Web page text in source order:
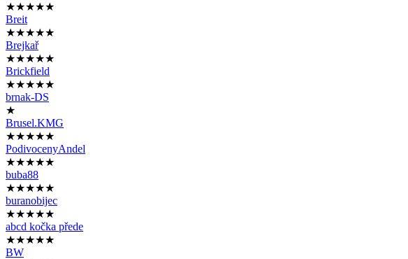
★★★★★
Breit
★★★★★
Brejkař
★★★★★
Brickfield
★★★★★
brnak-DS
★
Brusel.KMG
★★★★★
PodivocenyAndel
★★★★★
buba88
★★★★★
buranobijec
★★★★★
abcd kočka přede
★★★★★
BW